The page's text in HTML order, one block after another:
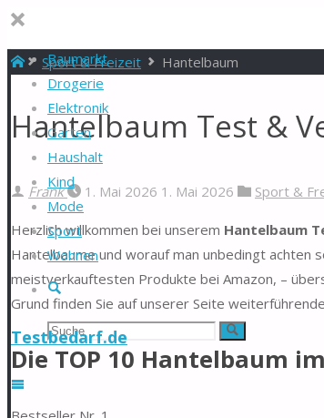
Baumarkt
Drogerie
Elektronik
Garten
Haushalt
Kind
Mode
Sport
Wohnen
Suche
Suchen
nach:
Suche
Testbedarf.de
StartSport & Freizeit Hantelbaum
Hantelbaum Test &
Frank 1. Mai 2026 1. Mai 2026 Sport &
Herzlich willkommen bei unserem Hantelbaum
Hantelbaume und worauf man unbedingt achten
meistverkauftesten Produkte bei Amazon, –
Grund finden Sie auf unserer Seite
Die TOP 10 Hantelbaum